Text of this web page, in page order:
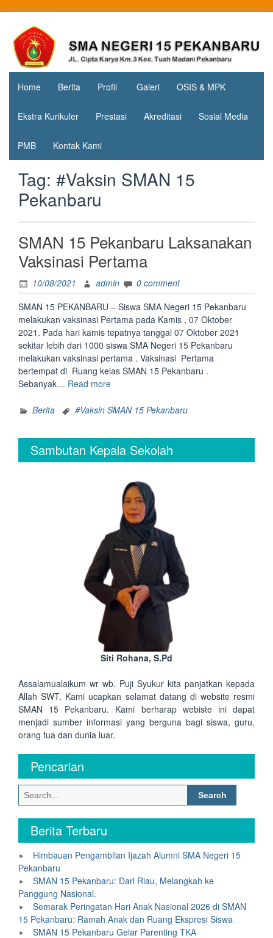
contentSMA
Negeri 15
Pekanbaru
Jl. Cipta
Karya
KM.3, Kec.
Tuah
Madani,
Home Berita Profil Galeri OSIS & MPK
Ekstra Kurikuler Prestasi Akreditasi Sosial Media
PMB Kontak Kami
Tag: #Vaksin SMAN 15
Pekanbaru
SMAN 15 Pekanbaru Laksanakan
Vaksinasi Pertama
10/08/2021 admin
0 comment
SMAN 15 PEKANBARU – Siswa SMA Negeri 15 Pekanbaru
melakukan vaksinasi Pertama pada Kamis , 07 Oktober
2021. Pada hari kamis tepatnya tanggal 07 Oktober 2021
sekitar lebih dari 1000 siswa SMA Negeri 15 Pekanbaru
melakukan vaksinasi pertama . Vaksinasi Pertama
bertempat di Ruang kelas SMAN 15 Pekanbaru .
Sebanyak… Read more“SMAN
Pekanbaru
Pertama”
Berita #Vaksin SMAN 15 Pekanbaru
Sambutan Kepala Sekolah
Siti Rohana, S.Pd
Assalamualaikum wr wb. Puji Syukur kita panjatkan kepada
Allah SWT. Kami ucapkan selamat datang di website resmi
SMAN 15 Pekanbaru. Kami berharap webiste ini dapat
menjadi sumber informasi yang berguna bagi siswa, guru,
orang tua dan dunia luar.
Pencarian
Search
for:
Berita Terbaru
Himbauan Pengambilan Ijazah Alumni SMA Negeri 15
Pekanbaru
SMAN 15 Pekanbaru: Dari Riau, Melangkah ke
Panggung Nasional.
Semarak Peringatan Hari Anak Nasional 2026 di SMAN
15 Pekanbaru: Ramah Anak dan Ruang Ekspresi Siswa
SMAN 15 Pekanbaru Gelar Parenting TKA